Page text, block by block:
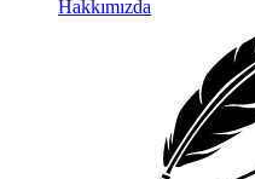
Hakkımızda